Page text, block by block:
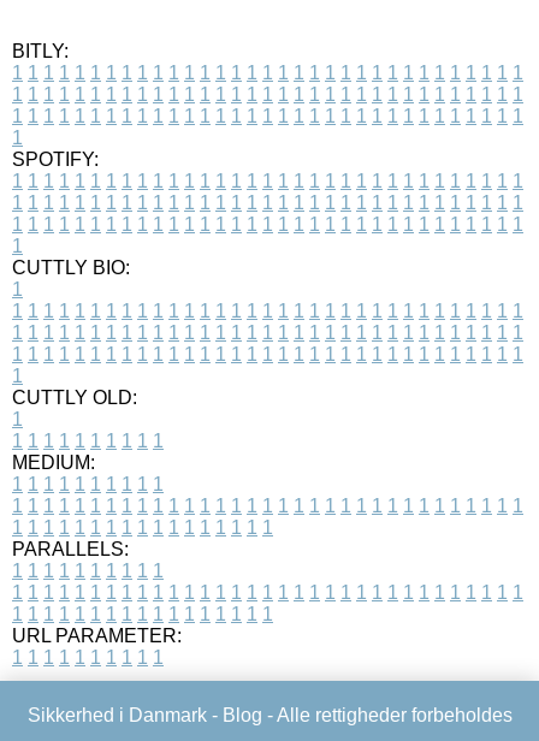
BITLY:
1 1 1 1 1 1 1 1 1 1 1 1 1 1 1 1 1 1 1 1 1 1 1 1 1 1 1 1 1 1 1 1 1
1 1 1 1 1 1 1 1 1 1 1 1 1 1 1 1 1 1 1 1 1 1 1 1 1 1 1 1 1 1 1 1 1
1 1 1 1 1 1 1 1 1 1 1 1 1 1 1 1 1 1 1 1 1 1 1 1 1 1 1 1 1 1 1 1 1
1
SPOTIFY:
1 1 1 1 1 1 1 1 1 1 1 1 1 1 1 1 1 1 1 1 1 1 1 1 1 1 1 1 1 1 1 1 1
1 1 1 1 1 1 1 1 1 1 1 1 1 1 1 1 1 1 1 1 1 1 1 1 1 1 1 1 1 1 1 1 1
1 1 1 1 1 1 1 1 1 1 1 1 1 1 1 1 1 1 1 1 1 1 1 1 1 1 1 1 1 1 1 1 1
1
CUTTLY BIO:
1
1 1 1 1 1 1 1 1 1 1 1 1 1 1 1 1 1 1 1 1 1 1 1 1 1 1 1 1 1 1 1 1 1
1 1 1 1 1 1 1 1 1 1 1 1 1 1 1 1 1 1 1 1 1 1 1 1 1 1 1 1 1 1 1 1 1
1 1 1 1 1 1 1 1 1 1 1 1 1 1 1 1 1 1 1 1 1 1 1 1 1 1 1 1 1 1 1 1 1
1
CUTTLY OLD:
1
1 1 1 1 1 1 1 1 1 1
MEDIUM:
1 1 1 1 1 1 1 1 1 1
1 1 1 1 1 1 1 1 1 1 1 1 1 1 1 1 1 1 1 1 1 1 1 1 1 1 1 1 1 1 1 1 1
1 1 1 1 1 1 1 1 1 1 1 1 1 1 1 1 1
PARALLELS:
1 1 1 1 1 1 1 1 1 1
1 1 1 1 1 1 1 1 1 1 1 1 1 1 1 1 1 1 1 1 1 1 1 1 1 1 1 1 1 1 1 1 1
1 1 1 1 1 1 1 1 1 1 1 1 1 1 1 1 1
URL PARAMETER:
1 1 1 1 1 1 1 1 1 1
Sikkerhed i Danmark - Blog - Alle rettigheder forbeholdes